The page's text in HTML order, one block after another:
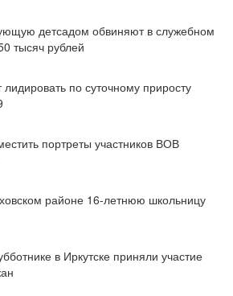
детсадом обвиняют в служебном
тысяч рублей
по суточному приросту
портреты участников ВОВ
районе 16-летнюю школьницу
в Иркутске приняли участие